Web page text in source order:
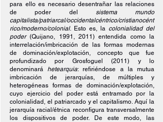
para ello es necesario desentrañar las relaciones
de poder del sistema mundo
capitalista/patriarcal/occidentalcéntrico/cristianocént
rico/moderno/colonial. Esto es, la colonialidad del
poder (Quijano, 1991, 2011) entendida como la
interrelación/imbricación de las formas modernas
de dominación/explotación, concepto que fue
profundizado por Grosfoguel (2011) y lo
denominará hetearquia: refiriéndose a la mutua
imbricación de jerarquías, de múltiples y
heterogéneas formas de dominación/explotación,
cuyo ejercicio del poder está entramado por la
colonialidad, el patriarcado y el capitalismo. Aquí la
jerarquía racial/étnica reconfigura transversalmente
los dispositivos de poder. De este modo, las